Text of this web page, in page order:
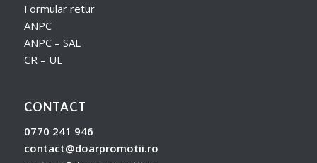
Formular retur
ANPC
ANPC – SAL
CR – UE
CONTACT
0770 241 946
contact@doarpromotii.ro